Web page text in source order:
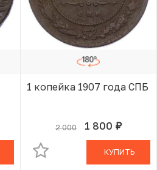
1 копейка 1907 года СПБ
2 000 1 800 руб.
В КОРЗИНЕ
КУПИТЬ